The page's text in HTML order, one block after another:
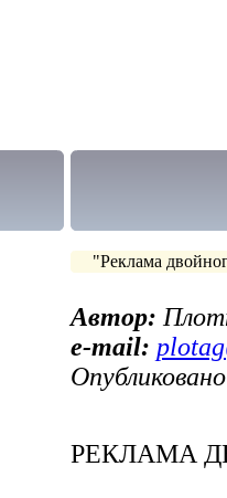
"Реклама
Автор:
e-mail:
РЕКЛАМА